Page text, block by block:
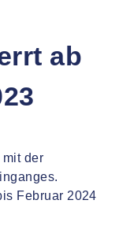
ab
der
Februar 2024